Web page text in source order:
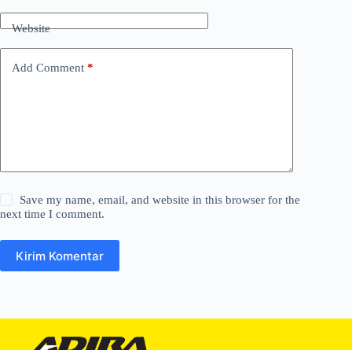
Website
Add Comment *
Save my name, email, and website in this browser for the
next time I comment.
Kirim Komentar